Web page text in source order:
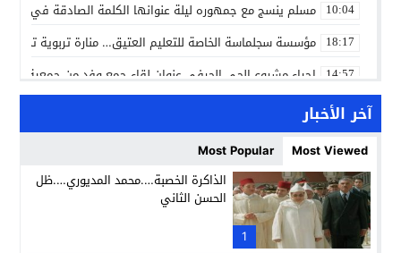
10:04 مسلم ينسج مع جمهوره ليلة عنوانها الكلمة الصادقة في
18:17 مؤسسة سجلماسة الخاصة للتعليم العتيق… منارة تربوية تجمع
14:57 إحياء مشروع الحي الحرفي عنوان لقاء جمع وفد من جمعية
14:24 بن كيران يهاجم “البام”: “حزب الفساد وقياداته انتهى
كمال محرر يقود استئنافية تارودانت: مسار قضائي راسخ ورؤية
11:05 حبشان وكيلاً عاماً بتارودانت: ترقية جديدة في الحركة القضائية
21:28 حزب الديمقراطيين الجدد يؤسس منظمتي شباب ونساء الصحراء
13:37 عطش أولاد تايمة وسياسة “الحبة والقبة”: هل أصبح الماء إنجازاً
آخر الأخبار
Most Viewed
Most Popular
1
الذاكرة الخصبة….محمد المديوري….ظل
الحسن الثاني